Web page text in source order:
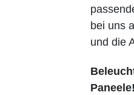
bei uns
und die
Paneele!